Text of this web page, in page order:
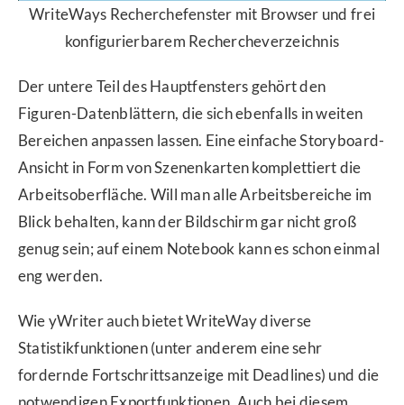
WriteWays Recherchefenster mit Browser und frei
konfigurierbarem Rechercheverzeichnis
Der untere Teil des Hauptfensters gehört den
Figuren-Datenblättern, die sich ebenfalls in weiten
Bereichen anpassen lassen. Eine einfache Storyboard-
Ansicht in Form von Szenenkarten komplettiert die
Arbeitsoberfläche. Will man alle Arbeitsbereiche im
Blick behalten, kann der Bildschirm gar nicht groß
genug sein; auf einem Notebook kann es schon einmal
eng werden.
Wie yWriter auch bietet WriteWay diverse
Statistikfunktionen (unter anderem eine sehr
fordernde Fortschrittsanzeige mit Deadlines) und die